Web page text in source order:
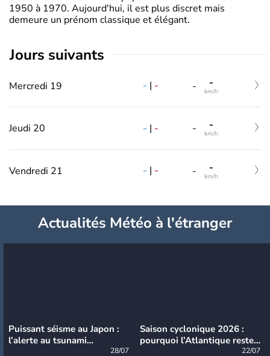
1950 à 1970. Aujourd'hui, il est plus discret mais
demeure un prénom classique et élégant.
jours suivants
Mercredi 19 - | - - -
km/h
Jeudi 20 - | - - -
km/h
Vendredi 21 - | - - -
km/h
Actualités Météo à l'étranger
Puissant séisme au Japon :
l’alerte au tsunami
28/07
Saison cyclonique 2026 :
pourquoi l’Atlantique reste
22/07